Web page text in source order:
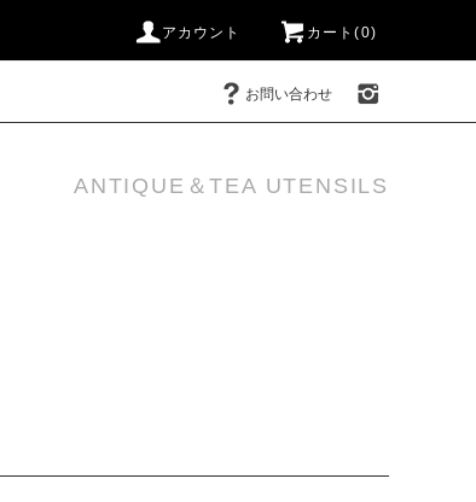
アカウント カート(0)
お問い合わせ
ANTIQUE＆TEA UTENSILS